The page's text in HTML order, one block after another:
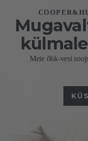
Meie õhk-vesi